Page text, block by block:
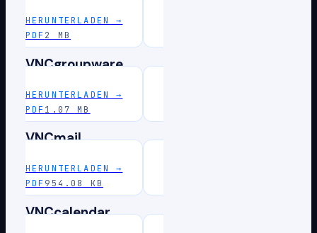
HERUNTERLADEN
→
PDF 2 MB
VNCgroupware
HERUNTERLADEN
→
PDF 1.07 MB
VNCmail
HERUNTERLADEN
→
PDF 954.08 KB
VNCcalendar